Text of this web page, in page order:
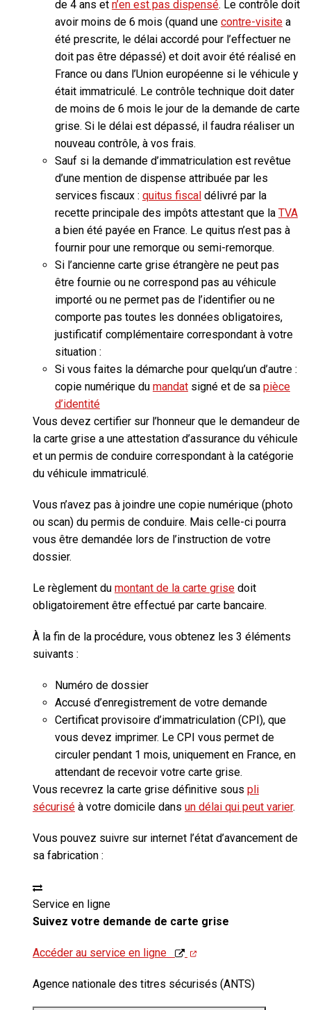
de 4 ans et n’en est pas dispensé. Le contrôle doit
avoir moins de 6 mois (quand une contre-visite a
été prescrite, le délai accordé pour l’effectuer ne
doit pas être dépassé) et doit avoir été réalisé en
France ou dans l’Union européenne si le véhicule y
était immatriculé. Le contrôle technique doit dater
de moins de 6 mois le jour de la demande de carte
grise. Si le délai est dépassé, il faudra réaliser un
nouveau contrôle, à vos frais.
Sauf si la demande d’immatriculation est revêtue
d’une mention de dispense attribuée par les
services fiscaux : quitus fiscal délivré par la
recette principale des impôts attestant que la TVA
a bien été payée en France. Le quitus n’est pas à
fournir pour une remorque ou semi-remorque.
Si l’ancienne carte grise étrangère ne peut pas
être fournie ou ne correspond pas au véhicule
importé ou ne permet pas de l’identifier ou ne
comporte pas toutes les données obligatoires,
justificatif complémentaire correspondant à votre
situation :
Si vous faites la démarche pour quelqu’un d’autre :
copie numérique du mandat signé et de sa pièce
d’identité
Vous devez certifier sur l’honneur que le demandeur de
la carte grise a une attestation d’assurance du véhicule
et un permis de conduire correspondant à la catégorie
du véhicule immatriculé.
Vous n’avez pas à joindre une copie numérique (photo
ou scan) du permis de conduire. Mais celle-ci pourra
vous être demandée lors de l’instruction de votre
dossier.
Le règlement du montant de la carte grise doit
obligatoirement être effectué par carte bancaire.
À la fin de la procédure, vous obtenez les 3 éléments
suivants :
Numéro de dossier
Accusé d’enregistrement de votre demande
Certificat provisoire d’immatriculation (CPI), que
vous devez imprimer. Le CPI vous permet de
circuler pendant 1 mois, uniquement en France, en
attendant de recevoir votre carte grise.
Vous recevrez la carte grise définitive sous pli
sécurisé à votre domicile dans un délai qui peut varier.
Vous pouvez suivre sur internet l’état d’avancement de
sa fabrication :
Service en ligne
Suivez votre demande de carte grise
Accéder au service en ligne
Agence nationale des titres sécurisés (ANTS)